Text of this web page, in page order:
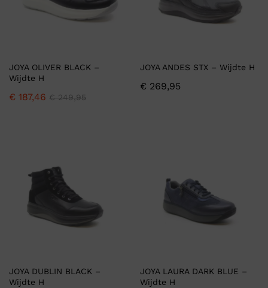
JOYA OLIVER BLACK –
Wijdte H
€ 187,46 €249,95
JOYA ANDES STX – Wijdte H
€ 269,95
JOYA DUBLIN BLACK –
Wijdte H
JOYA LAURA DARK BLUE –
Wijdte H